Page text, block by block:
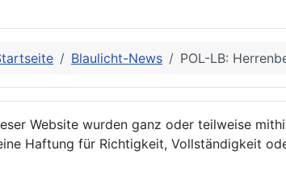
Blaulicht-News POL-LB:
Website wurden ganz oder teilweise
Haftung für Richtigkeit, Vollständigkeit